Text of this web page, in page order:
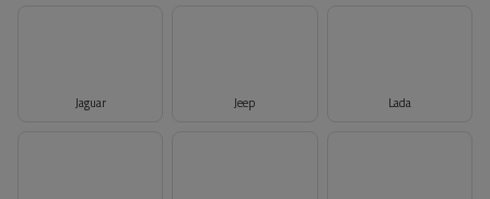
Jaguar Jeep Lada